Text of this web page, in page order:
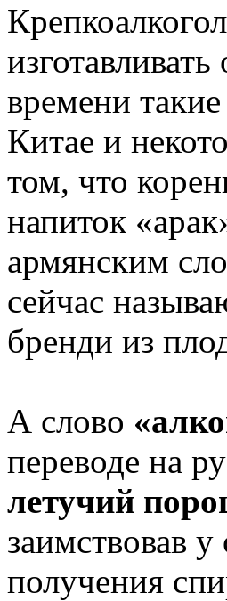
времени
Китае и
том, что
напиток
армянским
сейчас
бренди из
А слово
переводе на
летучий
заимствовав
получения